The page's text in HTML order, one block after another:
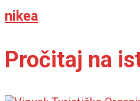
nikea
Pročitaj na